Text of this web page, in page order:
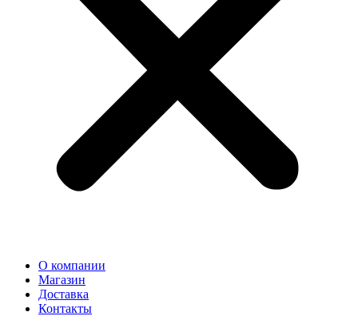
О компании
Магазин
Доставка
Контакты